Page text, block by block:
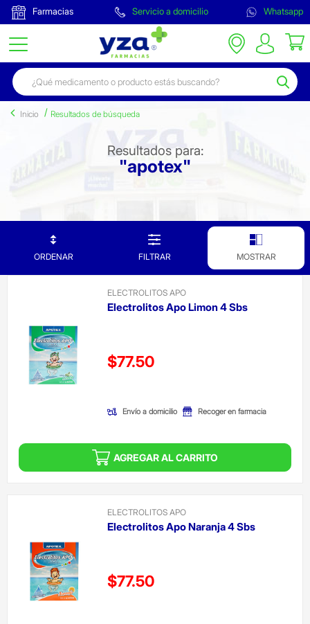
Farmacias Servicio a domicilio Whatsapp
Inicio Resultados de búsqueda
Resultados para:
"apotex"
ORDENAR FILTRAR MOSTRAR
ELECTROLITOS APO
Electrolitos Apo Limon 4 Sbs
Precio reducido de
$77.50
Envío a domicilio Recoger en farmacia
AGREGAR AL CARRITO
ELECTROLITOS APO
Electrolitos Apo Naranja 4 Sbs
Precio reducido de
$77.50